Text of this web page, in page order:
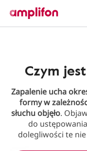
Czym
Zapalenie ucha
formy w
słuchu objęło.
do
dolegliwości te